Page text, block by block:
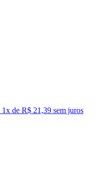
1x de R$ 21,39 sem juros